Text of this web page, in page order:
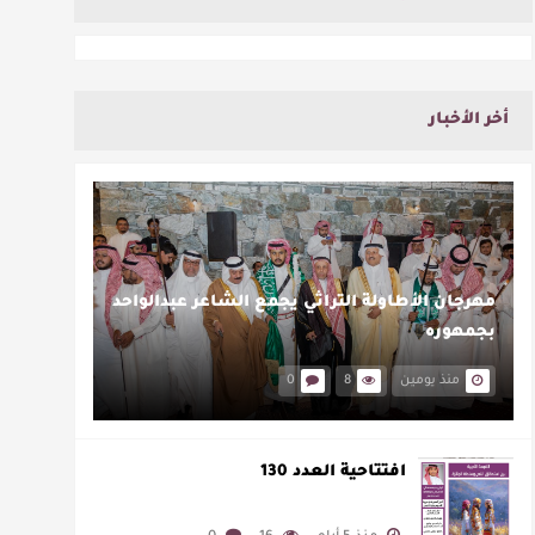
أخر الأخبار
مهرجان الأطاولة التراثي يجمع الشاعر عبدالواحد
بجمهوره
منذ يومين 8
0
افتتاحية العدد 130